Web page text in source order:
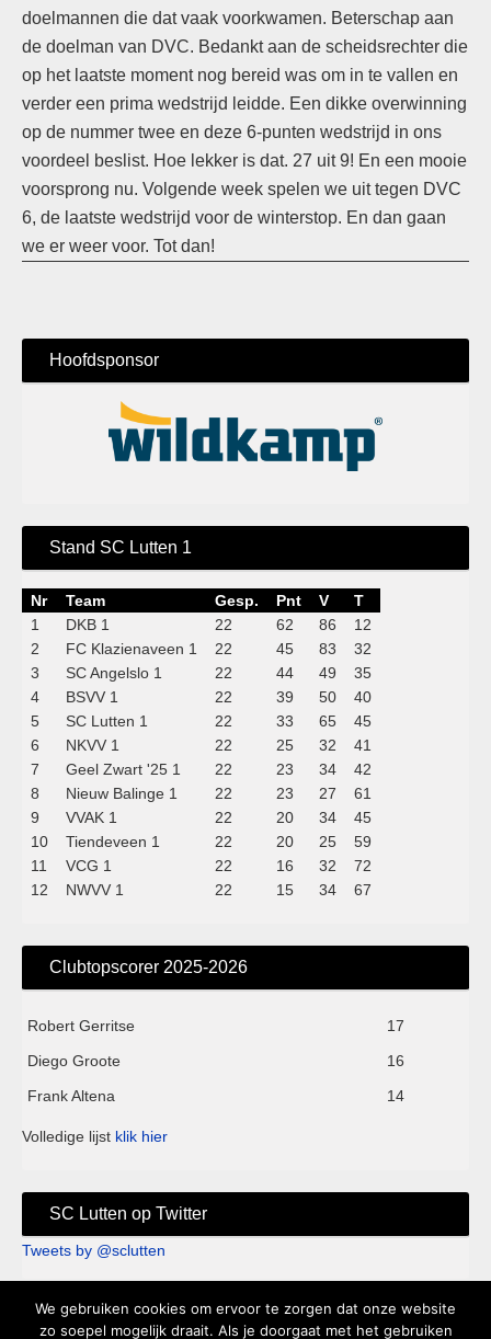
doelmannen die dat vaak voorkwamen. Beterschap aan
de doelman van DVC. Bedankt aan de scheidsrechter die
op het laatste moment nog bereid was om in te vallen en
verder een prima wedstrijd leidde. Een dikke overwinning
op de nummer twee en deze 6-punten wedstrijd in ons
voordeel beslist. Hoe lekker is dat. 27 uit 9! En een mooie
voorsprong nu. Volgende week spelen we uit tegen DVC
6, de laatste wedstrijd voor de winterstop. En dan gaan
we er weer voor. Tot dan!
Hoofdsponsor
Stand SC Lutten 1
Nr Team Gesp. Pnt V
T
1
DKB 1 22 62 86
12
2
FC Klazienaveen 1 22 45 83
32
3
SC Angelslo 1 22 44 49
35
4
BSVV 1 22 39 50
40
5
SC Lutten 1 22 33 65
45
6
NKVV 1 22 25 32
41
7
Geel Zwart '25 1 22 23 34
42
8
Nieuw Balinge 1 22 23 27
61
9
VVAK 1 22 20 34
45
10
Tiendeveen 1 22 20 25
59
11
VCG 1 22 16 32
72
12
NWVV 1 22 15 34 67
Clubtopscorer 2025-2026
Robert Gerritse
17
Diego Groote
16
Frank Altena
14
Volledige lijst klik hier
SC Lutten op Twitter
Tweets by @sclutten
Sc Lutten - Sportpark de Kei - Knappersveldweg 1B - 7776 PA
We gebruiken cookies om ervoor te zorgen dat onze website
zo soepel mogelijk draait. Als je doorgaat met het gebruiken